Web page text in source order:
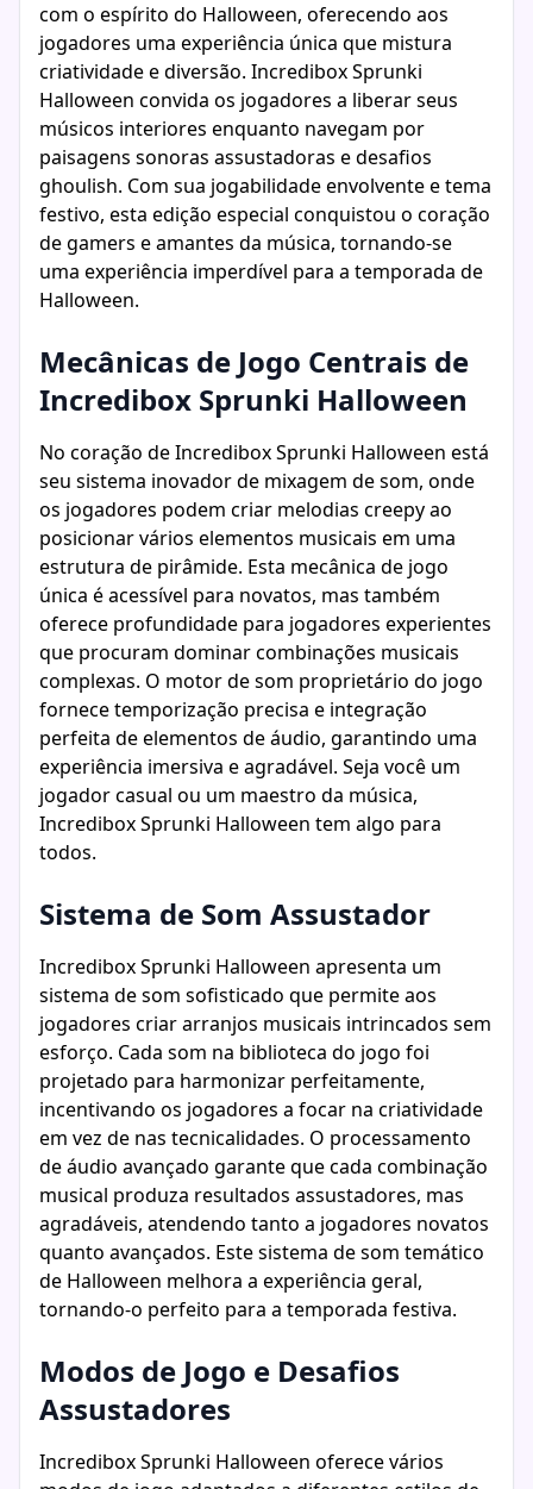
com o espírito do Halloween, oferecendo aos
jogadores uma experiência única que mistura
criatividade e diversão. Incredibox Sprunki
Halloween convida os jogadores a liberar seus
músicos interiores enquanto navegam por
paisagens sonoras assustadoras e desafios
ghoulish. Com sua jogabilidade envolvente e tema
festivo, esta edição especial conquistou o coração
de gamers e amantes da música, tornando-se
uma experiência imperdível para a temporada de
Halloween.
Mecânicas de Jogo Centrais de
Incredibox Sprunki Halloween
No coração de Incredibox Sprunki Halloween está
seu sistema inovador de mixagem de som, onde
os jogadores podem criar melodias creepy ao
posicionar vários elementos musicais em uma
estrutura de pirâmide. Esta mecânica de jogo
única é acessível para novatos, mas também
oferece profundidade para jogadores experientes
que procuram dominar combinações musicais
complexas. O motor de som proprietário do jogo
fornece temporização precisa e integração
perfeita de elementos de áudio, garantindo uma
experiência imersiva e agradável. Seja você um
jogador casual ou um maestro da música,
Incredibox Sprunki Halloween tem algo para
todos.
Sistema de Som Assustador
Incredibox Sprunki Halloween apresenta um
sistema de som sofisticado que permite aos
jogadores criar arranjos musicais intrincados sem
esforço. Cada som na biblioteca do jogo foi
projetado para harmonizar perfeitamente,
incentivando os jogadores a focar na criatividade
em vez de nas tecnicalidades. O processamento
de áudio avançado garante que cada combinação
musical produza resultados assustadores, mas
agradáveis, atendendo tanto a jogadores novatos
quanto avançados. Este sistema de som temático
de Halloween melhora a experiência geral,
tornando-o perfeito para a temporada festiva.
Modos de Jogo e Desafios
Assustadores
Incredibox Sprunki Halloween oferece vários